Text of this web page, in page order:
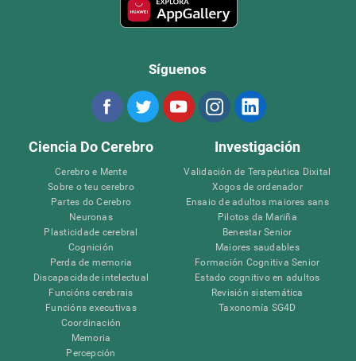
Síguenos
Ciencia Do Cerebro
Cerebro e Mente
Sobre o teu cerebro
Partes do Cerebro
Neuronas
Plasticidade cerebral
Cognición
Perda de memoria
Discapacidade intelectual
Funcións cerebrais
Funcións executivas
Coordinación
Memoria
Percepción
Investigación
Validación de Terapéutica Dixital
Xogos de ordenador
Ensaio de adultos maiores sans
Pilotos da Mariña
Benestar Senior
Maiores saudables
Formación Cognitiva Senior
Estado cognitivo en adultos
Revisión sistemática
Taxonomía SG4D